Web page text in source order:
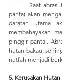
	Saat abrasi terjadi secara berkala, maka garis
pantai akan
daratan utama
membahayakan
pinggir pantai.
hutan bakau,
nutfah menjadi
5. Kerusakan Hutan